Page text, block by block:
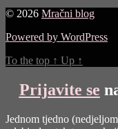
© 2026 Mračni blog
Powered by WordPress
To the top ↑ Up ↑
Prijavite se
Jednom tjedno